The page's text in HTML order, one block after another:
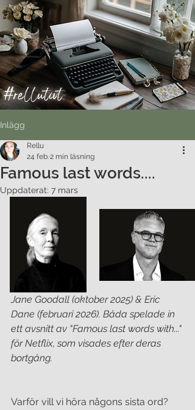
Inlägg
Famous last words....
Rellu
24 feb.2 min läsning
Uppdaterat: 7 mars
Jane Goodall (oktober 2025) & Eric
Dane (februari 2026). Båda spelade in
ett avsnitt av "Famous last words with..."
för Netflix, som visades efter deras
bortgång.
Varför vill vi höra någons sista ord?